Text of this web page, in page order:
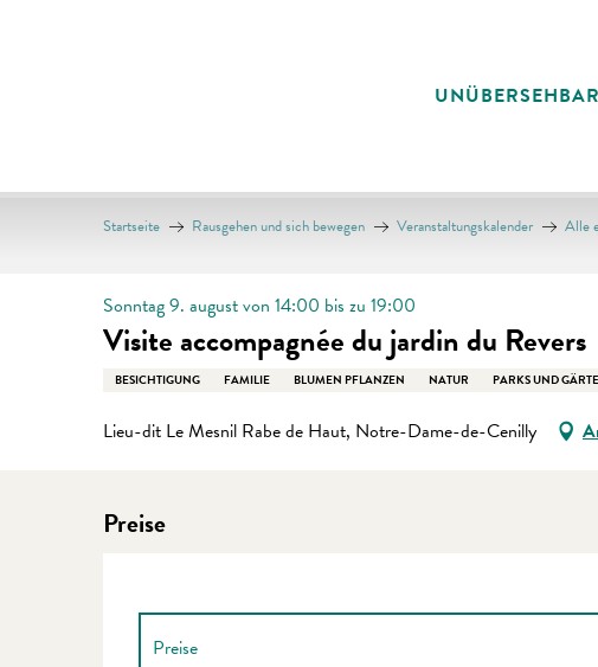
UNÜBERSEHBAR
Startseite Rausgehen und sich bewegen Veranstaltungskalender Alle
Sonntag 9. august von 14:00 bis zu 19:00
Visite accompagnée du jardin du Revers
BESICHTIGUNG FAMILIE BLUMEN PFLANZEN NATUR PARKS UND
Lieu-dit Le Mesnil Rabe de Haut, Notre-Dame-de-Cenilly
Preise
Preise